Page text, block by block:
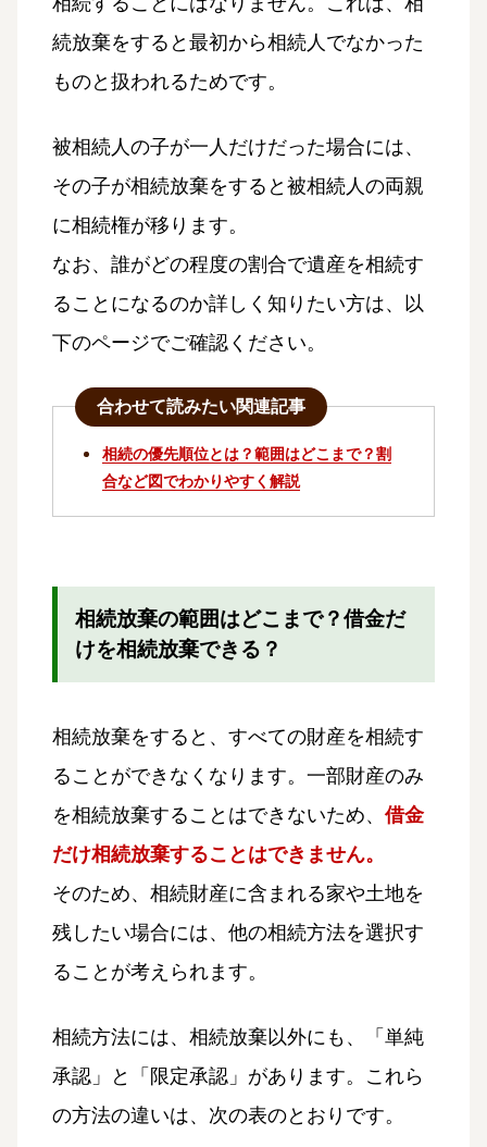
続放棄をすると最初から相続人でなかった
ものと扱われるためです。
被相続人の子が一人だけだった場合には、
その子が相続放棄をすると被相続人の両親
に相続権が移ります。
なお、誰がどの程度の割合で遺産を相続す
ることになるのか詳しく知りたい方は、以
下のページでご確認ください。
合わせて読みたい関連記事
相続の優先順位とは？範囲はどこまで？割
合など図でわかりやすく解説
相続放棄の範囲はどこまで？借金だ
けを相続放棄できる？
相続放棄をすると、すべての財産を相続す
ることができなくなります。一部財産のみ
を相続放棄することはできないため、 借金
だけ相続放棄することはできません。
そのため、相続財産に含まれる家や土地を
残したい場合には、他の相続方法を選択す
ることが考えられます。
相続方法には、相続放棄以外にも、「単純
承認」と「限定承認」があります。これら
の方法の違いは、次の表のとおりです。